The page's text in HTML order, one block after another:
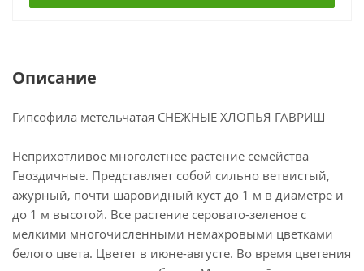
Описание
Гипсофила метельчатая СНЕЖНЫЕ ХЛОПЬЯ ГАВРИШ
Неприхотливое многолетнее растение семейства
Гвоздичные. Представляет собой сильно ветвистый,
ажурный, почти шаровидный куст до 1 м в диаметре и
до 1 м высотой. Все растение серовато-зеленое с
мелкими многочисленными немахровыми цветками
белого цвета. Цветет в июне-августе. Во время цветения